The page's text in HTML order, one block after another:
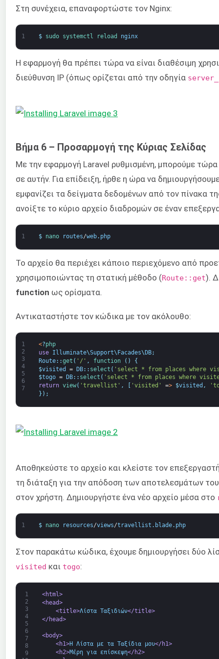
Στη συνέχεια, επαναφορτώστε τον Nginx:
1 $ sudo systemctl reload nginx
Η εφαρμογή θα πρέπει τώρα να είναι διαθέσιμη
διεύθυνση IP (όπως ορίζεται από την οδηγία
Βήμα 6 – Προσαρμογή της Κύριας Σελίδας
Με την εφαρμογή Laravel ρυθμισμένη, μπορούμε
σε αυτήν. Για επίδειξη, ήρθε η ώρα να
εμφανίζει τα δείγματα δεδομένων από τον πίνακα
ανοίξτε το κύριο αρχείο διαδρομών σε έναν
1 $ nano routes/web. php
Το αρχείο θα περιέχει κάποιο περιεχόμενο από
χρησιμοποιώντας τη στατική μέθοδο (Route::get).
function ως ορίσματα.
Αντικαταστήστε τον κώδικα με τον ακόλουθο:
1
2
3
4
5
6
7
<?php
use
Illuminate\Support\ Facades\ DB;
Route: :get ( '/' , function ( )
{
$visited = DB: : select ( 'select * from places where
$togo = DB: : select ( 'select * from places where
return view( 'travellist' , 'visited' => $visited ,
} ) ;
Αποθηκεύστε το αρχείο και κλείστε τον
τη διάταξη για την απόδοση των αποτελεσμάτων
στον χρήστη. Δημιουργήστε ένα νέο αρχείο μέσα στο
1 $ nano resources/views/travellist . blade. php
Στον παρακάτω κώδικα, έχουμε δημιουργήσει δύο
visited και togo:
1
2
3
4
5
6
7
8
9
<html>
<head>
<title>Λίστα Ταξιδιών</title>
</head>
<body>
<h1>Η Λίστα με τα Ταξίδια μου</h1>
<h2>Μέρη για επίσκεψη</h2>